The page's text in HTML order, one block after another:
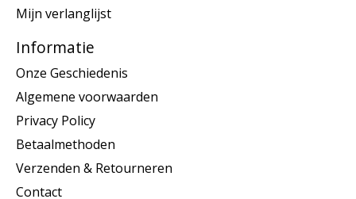
Mijn verlanglijst
Informatie
Onze Geschiedenis
Algemene voorwaarden
Privacy Policy
Betaalmethoden
Verzenden & Retourneren
Contact